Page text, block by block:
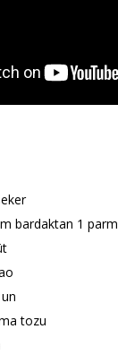
bardaktan 1
tozu